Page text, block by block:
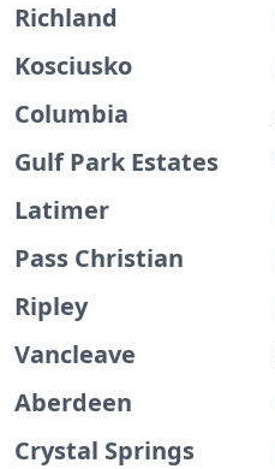
Richland
Kosciusko
Columbia
Gulf Park Estates
Latimer
Pass Christian
Ripley
Vancleave
Aberdeen
Crystal Springs